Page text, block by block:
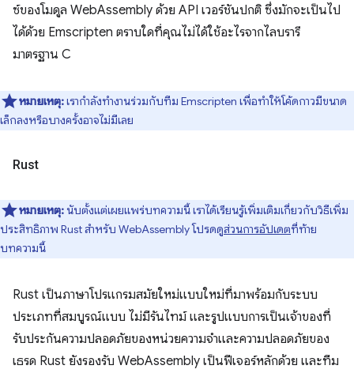
ซ์ของโมดูล WebAssembly ด้วย API เวอร์ชันปกติ ซึ่งมักจะเป็นไป
ได้ด้วย Emscripten ตราบใดที่คุณไม่ได้ใช้อะไรจากไลบรารี
มาตรฐาน C
หมายเหตุ:เรากำลังทำงานร่วมกับทีม Emscripten เพื่อทำให้โค้ดกาวมีขนาด
เล็กลงหรือบางครั้งอาจไม่มีเลย
Rust
หมายเหตุ: นับตั้งแต่เผยแพร่บทความนี้ เราได้เรียนรู้เพิ่มเติมเกี่ยวกับวิธีเพิ่ม
ประสิทธิภาพ Rust สําหรับ WebAssembly โปรดดูส่วนการอัปเดตที่ท้าย
บทความนี้
Rust เป็นภาษาโปรแกรมสมัยใหม่แบบใหม่ที่มาพร้อมกับระบบ
ประเภทที่สมบูรณ์แบบ ไม่มีรันไทม์ และรูปแบบการเป็นเจ้าของที่
รับประกันความปลอดภัยของหน่วยความจำและความปลอดภัยของ
เธรด Rust ยังรองรับ WebAssembly เป็นฟีเจอร์หลักด้วย และทีม